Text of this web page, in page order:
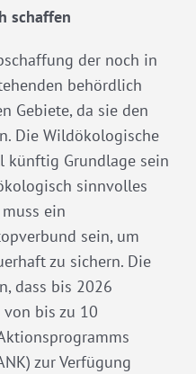
schaffen
der noch in
behördlich
Gebiete, da sie den
Die Wildökologische
künftig Grundlage sein
sinnvolles
ein
sein, um
zu sichern. Die
dass bis 2026
bis zu 10
zur Verfügung